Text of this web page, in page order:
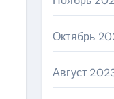
Октябрь
Август